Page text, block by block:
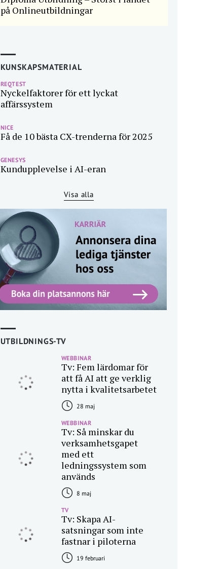
på Onlineutbildningar
KUNSKAPSMATERIAL
REQTEST
Nyckelfaktorer för ett lyckat
affärssystem
NICE
Få de 10 bästa CX-trenderna för 2025
GENESYS
Kundupplevelse i AI-eran
Visa alla
UTBILDNINGS-TV
WEBBINAR
Tv: Fem lärdomar för
att få AI att ge verklig
nytta i kvalitetsarbetet
28 maj
WEBBINAR
Tv: Så minskar du
verksamhetsgapet
med ett
ledningssystem som
används
8 maj
TV
Tv: Skapa AI-
satsningar som inte
fastnar i piloterna
19 februari